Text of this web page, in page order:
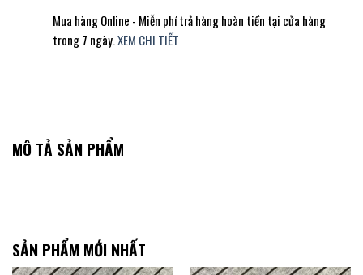
Mua hàng Online - Miễn phí trả hàng hoàn tiền tại cửa hàng
trong 7 ngày.XEM CHI TIẾT
MÔ TẢ SẢN PHẨM
SẢN PHẨM MỚI NHẤT